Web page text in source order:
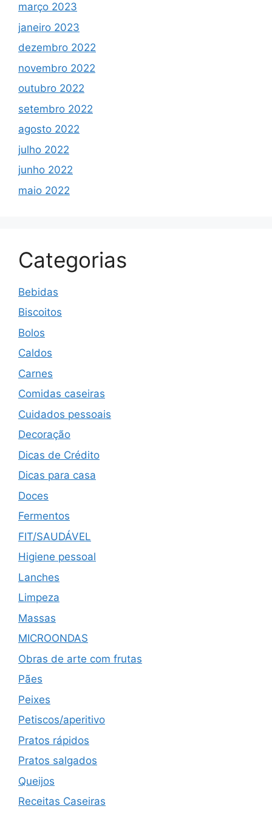
março 2023
janeiro 2023
dezembro 2022
novembro 2022
outubro 2022
setembro 2022
agosto 2022
julho 2022
junho 2022
maio 2022
Categorias
Bebidas
Biscoitos
Bolos
Caldos
Carnes
Comidas caseiras
Cuidados pessoais
Decoração
Dicas de Crédito
Dicas para casa
Doces
Fermentos
FIT/SAUDÁVEL
Higiene pessoal
Lanches
Limpeza
Massas
MICROONDAS
Obras de arte com frutas
Pães
Peixes
Petiscos/aperitivo
Pratos rápidos
Pratos salgados
Queijos
Receitas Caseiras